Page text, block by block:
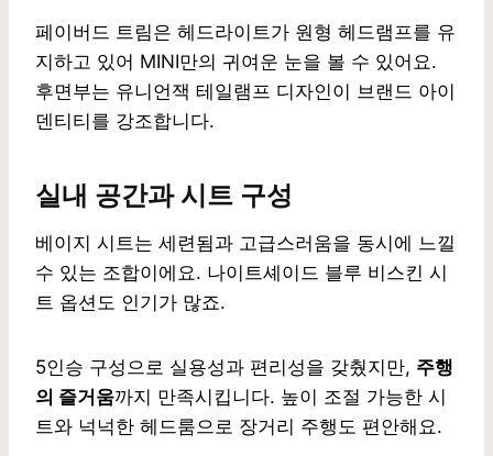
페이버드 트림은 헤드라이트가 원형 헤드램프를 유
지하고 있어 MINI만의 귀여운 눈을 볼 수 있어요.
후면부는 유니언잭 테일램프 디자인이 브랜드 아이
덴티티를 강조합니다.
실내 공간과 시트 구성
베이지 시트는 세련됨과 고급스러움을 동시에 느낄
수 있는 조합이에요. 나이트셰이드 블루 비스킨 시
트 옵션도 인기가 많죠.
5인승 구성으로 실용성과 편리성을 갖췄지만, 주행
의 즐거움까지 만족시킵니다. 높이 조절 가능한 시
트와 넉넉한 헤드룸으로 장거리 주행도 편안해요.